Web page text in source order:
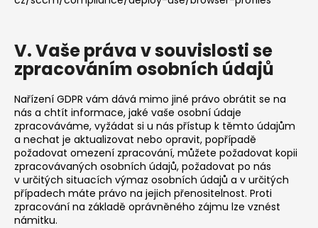
V. Vaše práva v souvislosti se
zpracováním osobních údajů
Nařízení GDPR vám dává mimo jiné právo obrátit se na
nás a chtít informace, jaké vaše osobní údaje
zpracováváme, vyžádat si u nás přístup k těmto údajům
a nechat je aktualizovat nebo opravit, popřípadě
požadovat omezení zpracování, můžete požadovat kopii
zpracovávaných osobních údajů, požadovat po nás
v určitých situacích výmaz osobních údajů a v určitých
případech máte právo na jejich přenositelnost. Proti
zpracování na základě oprávněného zájmu lze vznést
námitku.